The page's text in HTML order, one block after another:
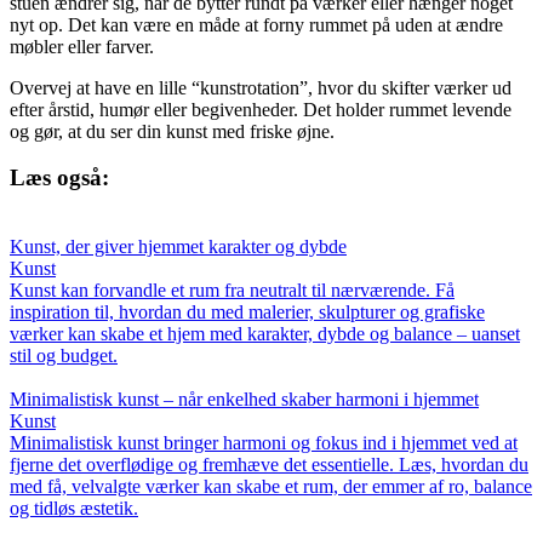
nyt op. Det kan være en måde at forny rummet på uden at ændre
møbler eller farver.
Overvej at have en lille “kunstrotation”, hvor du skifter værker ud
efter årstid, humør eller begivenheder. Det holder rummet levende
og gør, at du ser din kunst med friske øjne.
Læs også:
Kunst, der giver hjemmet karakter og dybde
Kunst
Kunst kan forvandle et rum fra neutralt til nærværende. Få
inspiration til, hvordan du med malerier, skulpturer og grafiske
værker kan skabe et hjem med karakter, dybde og balance – uanset
stil og budget.
Minimalistisk kunst – når enkelhed skaber harmoni i hjemmet
Kunst
Minimalistisk kunst bringer harmoni og fokus ind i hjemmet ved at
fjerne det overflødige og fremhæve det essentielle. Læs, hvordan du
med få, velvalgte værker kan skabe et rum, der emmer af ro, balance
og tidløs æstetik.